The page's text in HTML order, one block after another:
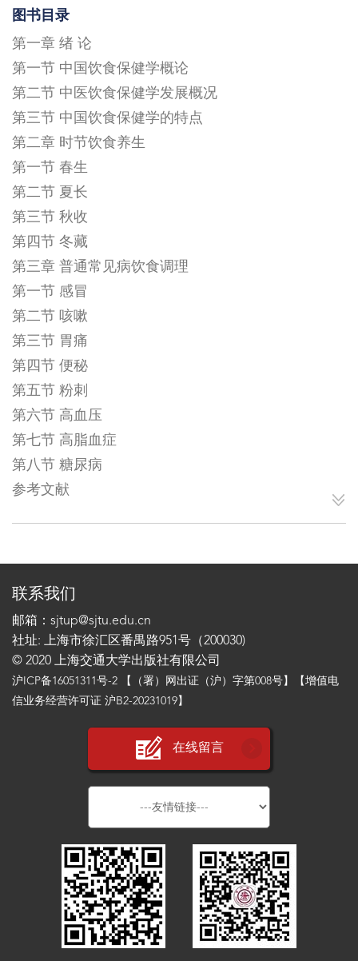
图书目录
第一章 绪 论
第一节 中国饮食保健学概论
第二节 中医饮食保健学发展概况
第三节 中国饮食保健学的特点
第二章 时节饮食养生
第一节 春生
第二节 夏长
第三节 秋收
第四节 冬藏
第三章 普通常见病饮食调理
第一节 感冒
第二节 咳嗽
第三节 胃痛
第四节 便秘
第五节 粉刺
第六节 高血压
第七节 高脂血症
第八节 糖尿病
参考文献
联系我们
邮箱：sjtup@sjtu.edu.cn
社址: 上海市徐汇区番禺路951号（200030)
© 2020 上海交通大学出版社有限公司
沪ICP备16051311号-2 【（署）网出证（沪）字第008号】【增值电
信业务经营许可证 沪B2-20231019】
在线留言